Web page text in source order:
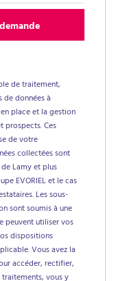
de traitement,
données à
place et la gestion
prospects. Ces
de votre
collectées sont
Lamy et plus
EVORIEL et le cas
Les sous-
sont soumis à une
peuvent utiliser vos
dispositions
Vous avez la
accéder, rectifier,